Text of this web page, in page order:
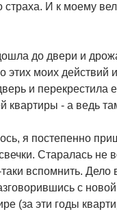
страха. И к моему
до двери и
моих действий
и
квартиры - а ведь
я постепенно
Старалась не
вспомнить.
с
(за эти годы